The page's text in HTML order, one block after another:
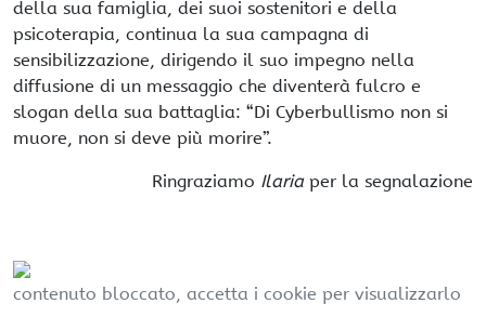
della sua famiglia, dei suoi sostenitori e della
psicoterapia, continua la sua campagna di
sensibilizzazione, dirigendo il suo impegno nella
diffusione di un messaggio che diventerà fulcro e
slogan della sua battaglia: “Di Cyberbullismo non si
muore, non si deve più morire”.
Ringraziamo Ilariaper la segnalazione
contenuto bloccato, accetta i cookie per visualizzarlo